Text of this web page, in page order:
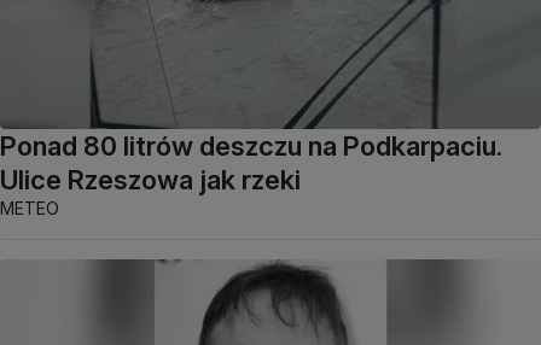
Ponad 80 litrów deszczu na Podkarpaciu.
Ulice Rzeszowa jak rzeki
METEO